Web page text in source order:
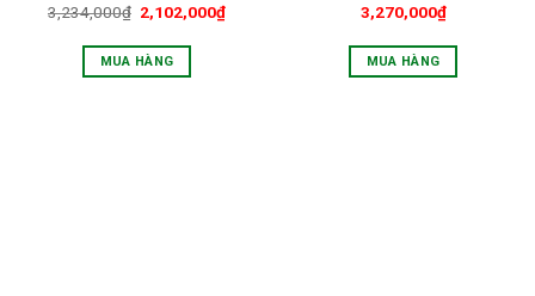
3,234,000₫ 2,102,000₫
MUA HÀNG
3,270,000₫
MUA HÀNG